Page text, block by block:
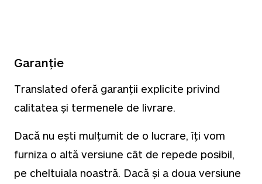
Garanție
Translated oferă garanții explicite privind
calitatea și termenele de livrare.
Dacă nu ești mulțumit de o lucrare, îți vom
furniza o altă versiune cât de repede posibil,
pe cheltuiala noastră. Dacă și a doua versiune